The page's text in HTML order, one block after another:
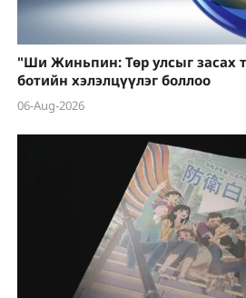
"Ши Жиньпин: Төр улсыг засах
ботийн хэлэлцүүлэг боллоо
06-Aug-2026